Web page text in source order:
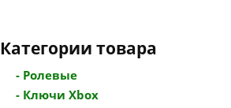
Категории товара
- Ролевые
- Ключи Xbox